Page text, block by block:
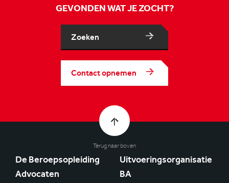
GEVONDEN WAT JE ZOCHT?
Zoeken
Contact opnemen
Terug naar boven
De Beroepsopleiding
Advocaten
Uitvoeringsorganisatie
BA